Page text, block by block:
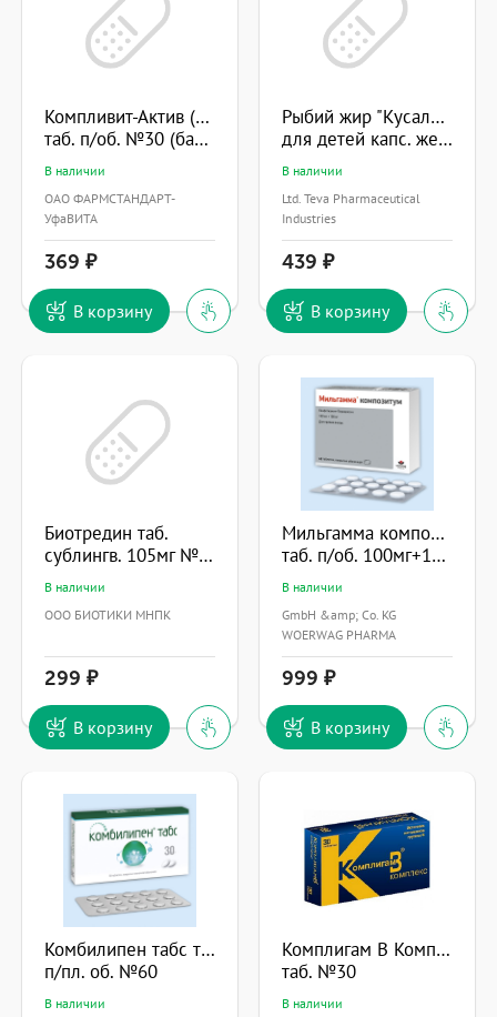
Компливит-Актив (БАД)
таб. п/об. №30 (банка полим.)
В наличии
ОАО ФАРМСТАНДАРТ-
УфаВИТА
369
В корзину
Рыбий жир "Кусалочка"
для детей капс. жев. 500мг №90
В наличии
Ltd. Teva Pharmaceutical
Industries
439
В корзину
Биотредин таб.
сублингв. 105мг №30
В наличии
ООО БИОТИКИ МНПК
299
В корзину
Мильгамма композитум
таб. п/об. 100мг+100мг №30
В наличии
GmbH &amp; Co. KG
WOERWAG PHARMA
999
В корзину
Комбилипен табс таб.
п/пл. об. №60
В наличии
Комплигам B Комплекс
таб. №30
В наличии